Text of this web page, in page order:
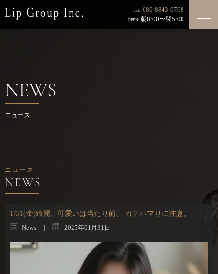
TEL: 080-8843-0768
OPEN: 朝8:00〜翌5:00
NEWS
ニュース
ニュース
1/31(金)綺麗、可愛いは当たり前。 ガチハマりに注意。
News 2025年01月31日